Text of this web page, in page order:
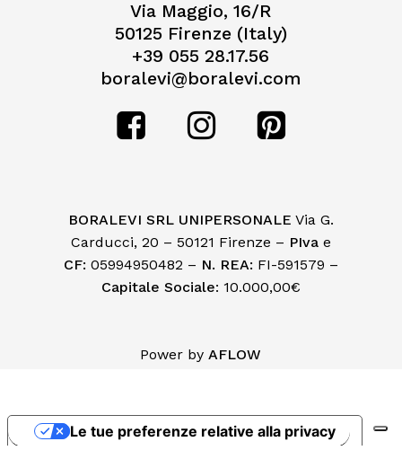
Via Maggio, 16/R
50125 Firenze (Italy)
+39 055 28.17.56
boralevi@boralevi.com
BORALEVI SRL UNIPERSONALE Via G.
Carducci, 20 – 50121 Firenze – PIvae
CF: 05994950482 – N. REA: FI-591579 –
Capitale Sociale: 10.000,00€
Power byAFLOW
Le tue preferenze relative alla privacy